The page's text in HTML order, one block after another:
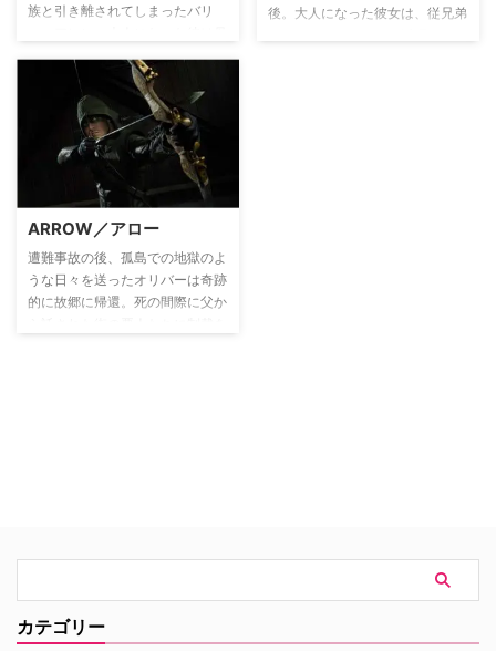
族と引き離されてしまったバリ
すべく、科学の道へ進む。ところ
がある日、粒子加速器の爆発の影
響を受け昏睡状態に。目が覚める
と、超高速で走ることができる能
力を身につけていた。同じように
爆発のエネルギーで能力を身につ
けた人（＝メタヒューマン）がそ
の力を犯罪に利用していることを
知り、閃光の如く街を駆け巡る
「フラッシュ」として、街を守っ
ていく。
後。大人になった彼女は、従兄弟
ARROW／アロー
遭難事故の後、孤島での地獄のよ
うな日々を送ったオリバーは奇跡
的に故郷に帰還。死の間際に父か
カテゴリー